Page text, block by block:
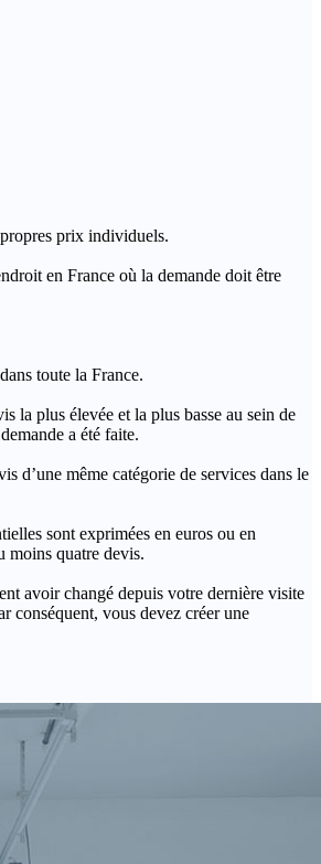
prix individuels.
en France où la demande doit être
toute la France.
plus élevée et la plus basse au sein de
a été faite.
même catégorie de services dans le
sont exprimées en euros ou en
moins quatre devis.
avoir changé depuis votre dernière visite
conséquent, vous devez créer une